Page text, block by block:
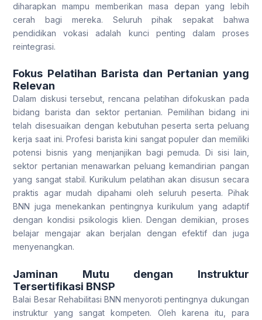
diharapkan mampu memberikan masa depan yang lebih
cerah bagi mereka. Seluruh pihak sepakat bahwa
pendidikan vokasi adalah kunci penting dalam proses
reintegrasi.
Fokus Pelatihan Barista dan Pertanian yang
Relevan
Dalam diskusi tersebut, rencana pelatihan difokuskan pada
bidang barista dan sektor pertanian. Pemilihan bidang ini
telah disesuaikan dengan kebutuhan peserta serta peluang
kerja saat ini. Profesi barista kini sangat populer dan memiliki
potensi bisnis yang menjanjikan bagi pemuda. Di sisi lain,
sektor pertanian menawarkan peluang kemandirian pangan
yang sangat stabil. Kurikulum pelatihan akan disusun secara
praktis agar mudah dipahami oleh seluruh peserta. Pihak
BNN juga menekankan pentingnya kurikulum yang adaptif
dengan kondisi psikologis klien. Dengan demikian, proses
belajar mengajar akan berjalan dengan efektif dan juga
menyenangkan.
Jaminan Mutu dengan Instruktur
Tersertifikasi BNSP
Balai Besar Rehabilitasi BNN menyoroti pentingnya dukungan
instruktur yang sangat kompeten. Oleh karena itu, para